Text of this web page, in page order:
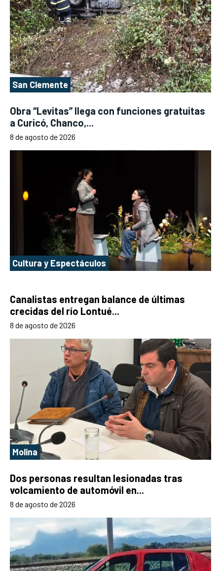
San Clemente
Obra “Levitas” llega con funciones gratuitas
a Curicó, Chanco,...
8 de agosto de 2026
Cultura y Espectáculos
Canalistas entregan balance de últimas
crecidas del río Lontué...
8 de agosto de 2026
Molina
Dos personas resultan lesionadas tras
volcamiento de automóvil en...
8 de agosto de 2026